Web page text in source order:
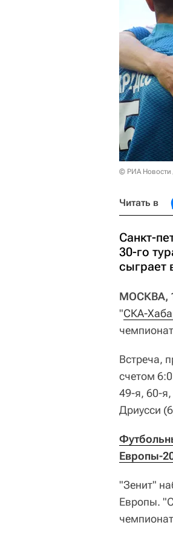
© РИА Новости
Читать в
Санкт-
30-го
сыграет
МОСКВА,
"СКА-
Встреча,
счетом
49-я, 60-
Дриусси
Европы-
"Зенит"
Европы.